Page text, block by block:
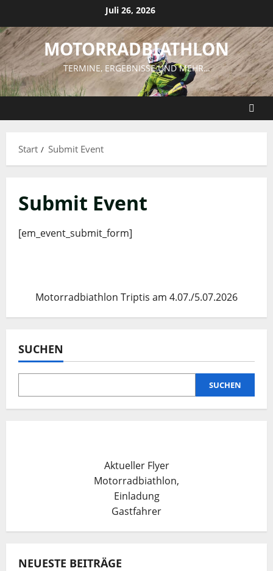
springen
Juli 26, 2026
MOTORRADBIATHLON
TERMINE, ERGEBNISSE UND MEHR…
Start Submit Event
Submit Event
[em_event_submit_form]
Motorradbiathlon Triptis am 4.07./5.07.2026
SUCHEN
SUCHEN
Aktueller Flyer
Motorradbiathlon,
Einladung
Gastfahrer
NEUESTE BEITRÄGE